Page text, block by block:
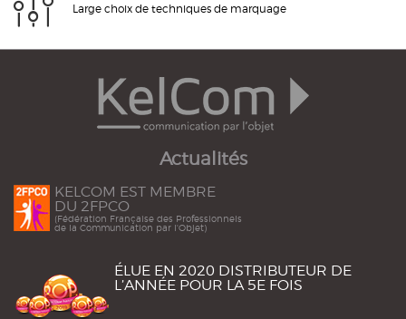
Large choix de techniques de marquage
Actualités
KELCOM EST MEMBRE
DU 2FPCO
(Fédération Française des Professionnels
de la Communication par l'Objet)
ÉLUE EN 2020 DISTRIBUTEUR DE
L’ANNÉE POUR LA 5E FOIS